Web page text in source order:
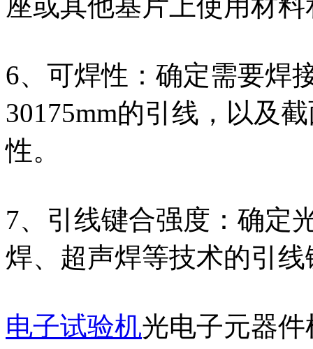
6、可焊性：确定需要焊
30175mm的引线，以及
性。
7、引线键合强度：确定
焊、超声焊等技术的引
电子试验机光电子元器